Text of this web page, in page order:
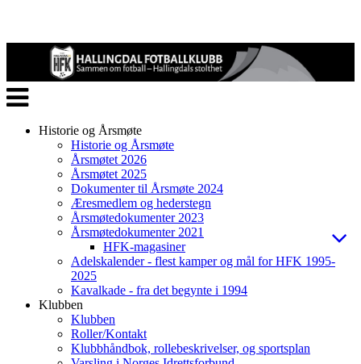
Veksle
navigasjon
Historie og Årsmøte
Historie og Årsmøte
Årsmøtet 2026
Årsmøtet 2025
Dokumenter til Årsmøte 2024
Æresmedlem og hederstegn
Årsmøtedokumenter 2023
Årsmøtedokumenter 2021
HFK-magasiner
Adelskalender - flest kamper og mål for HFK 1995-
2025
Kavalkade - fra det begynte i 1994
Klubben
Klubben
Roller/Kontakt
Klubbhåndbok, rollebeskrivelser, og sportsplan